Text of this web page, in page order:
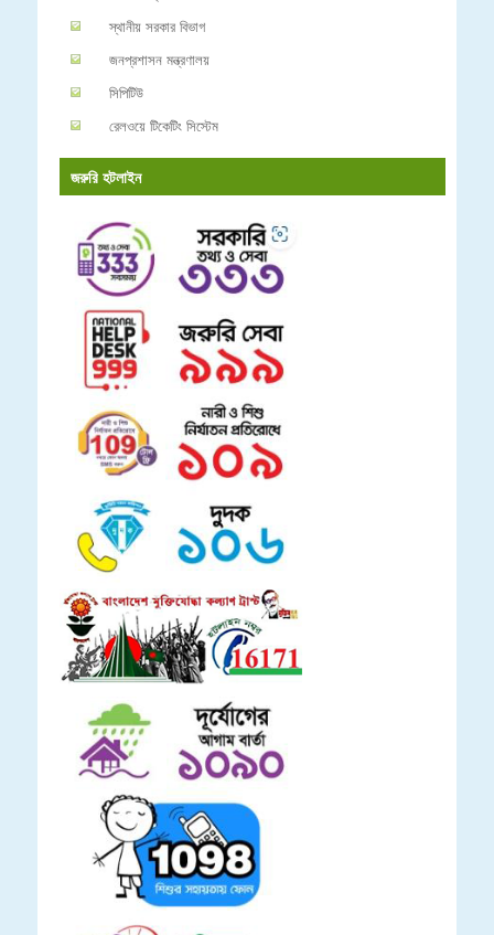
স্থানীয় সরকার বিভাগ
জনপ্রশাসন মন্ত্রণালয়
সিপিটিউ
রেলওয়ে টিকেটিং সিস্টেম
জরুরি হটলাইন